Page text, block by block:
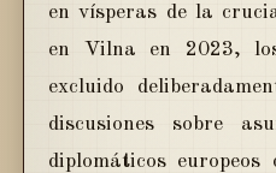
en vísperas de la
en Vilna en 2023,
excluido
discusiones sobre
diplomáticos